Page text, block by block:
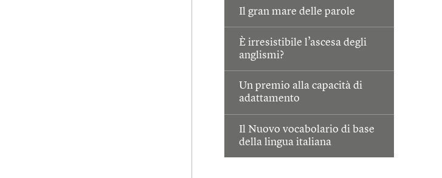
Il gran mare delle parole
È irresistibile l’ascesa degli
anglismi?
Un premio alla capacità di
adattamento
Il Nuovo vocabolario di base
della lingua italiana